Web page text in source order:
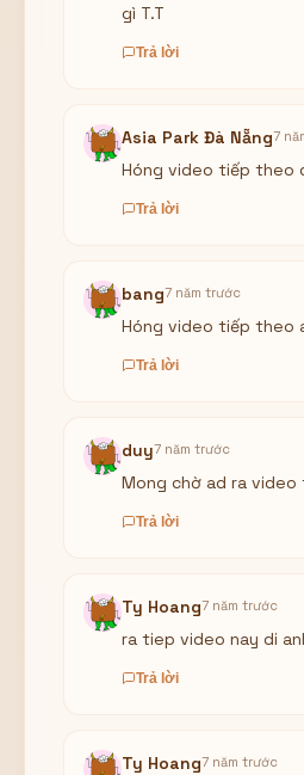
gì T.T
Trả lời
Asia Park Đà Nẵng7
Hóng video tiếp theo
Trả lời
bang7 năm trước
Hóng video tiếp theo
Trả lời
duy7 năm trước
Mong chờ ad ra
Trả lời
Ty Hoang7 năm trước
ra tiep video nay di
Trả lời
Ty Hoang7 năm trước